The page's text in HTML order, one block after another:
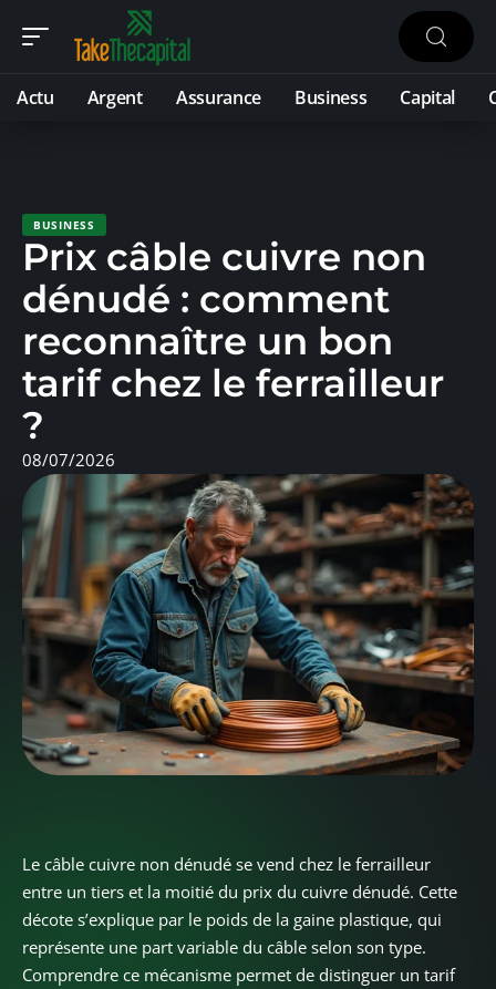
Actu Argent Assurance Business Capital
BUSINESS
Prix câble cuivre non
dénudé : comment
reconnaître un bon
tarif chez le ferrailleur
?
08/07/2026
Le câble cuivre non dénudé se vend chez le ferrailleur
entre un tiers et la moitié du prix du cuivre dénudé. Cette
décote s’explique par le poids de la gaine plastique, qui
représente une part variable du câble selon son type.
Comprendre ce mécanisme permet de distinguer un tarif